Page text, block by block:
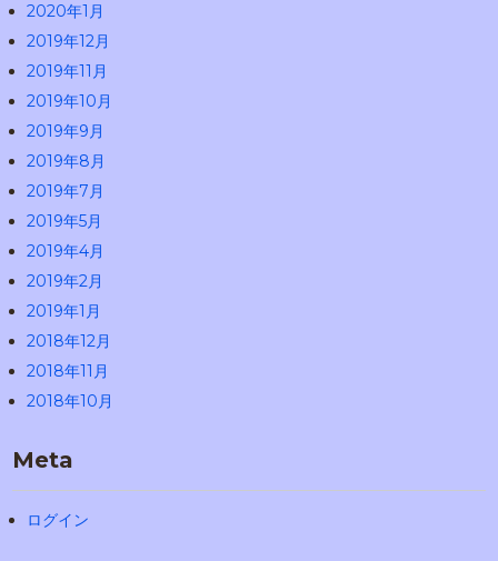
2020年1月
2019年12月
2019年11月
2019年10月
2019年9月
2019年8月
2019年7月
2019年5月
2019年4月
2019年2月
2019年1月
2018年12月
2018年11月
2018年10月
Meta
ログイン